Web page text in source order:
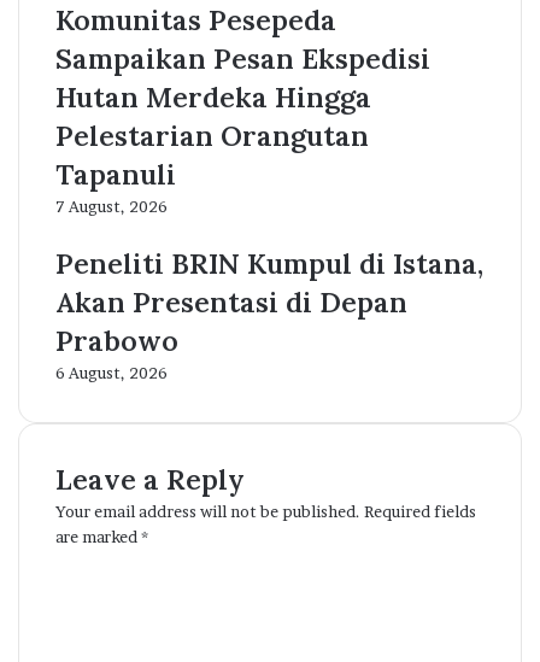
Komunitas Pesepeda
Sampaikan Pesan Ekspedisi
Hutan Merdeka Hingga
Pelestarian Orangutan
Tapanuli
7 August, 2026
Peneliti BRIN Kumpul di Istana,
Akan Presentasi di Depan
Prabowo
6 August, 2026
Leave a Reply
Your email address will not be published. Required fields
are marked *